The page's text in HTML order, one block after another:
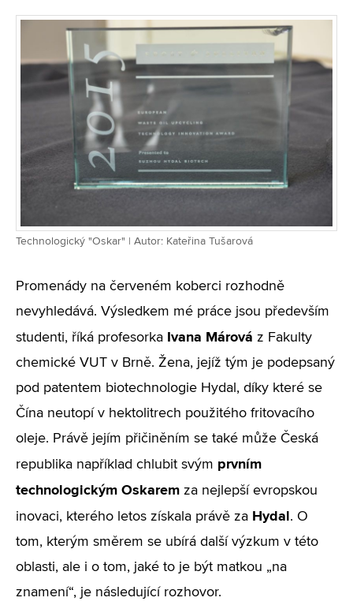
Technologický "Oskar" | Autor: Kateřina Tušarová
Promenády na červeném koberci rozhodně
nevyhledává. Výsledkem mé práce jsou především
studenti, říká profesorka Ivana Márová z Fakulty
chemické VUT v Brně. Žena, jejíž tým je podepsaný
pod patentem biotechnologie Hydal, díky které se
Čína neutopí v hektolitrech použitého fritovacího
oleje. Právě jejím přičiněním se také může Česká
republika například chlubit svým prvním
technologickým Oskarem za nejlepší evropskou
inovaci, kterého letos získala právě za Hydal. O
tom, kterým směrem se ubírá další výzkum v této
oblasti, ale i o tom, jaké to je být matkou „na
znamení“, je následující rozhovor.